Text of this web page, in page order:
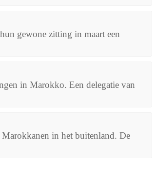
gewone zitting in maart een
in Marokko. Een delegatie van
Marokkanen in het buitenland. De